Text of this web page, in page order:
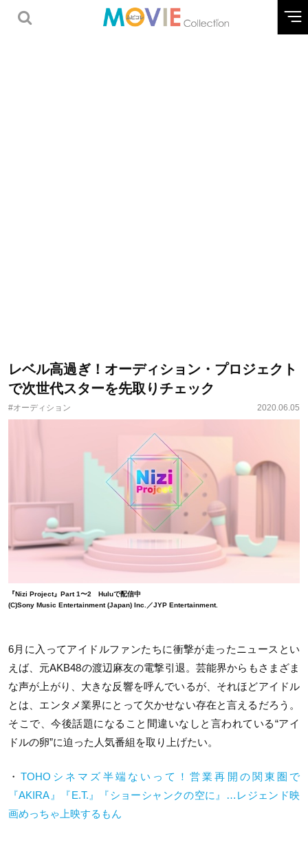
レベル高過ぎ！オーディション・プロジェクト
で次世代スターを先取りチェック
#オーディション 2020.06.05
『Nizi Project』Part 1〜2 Huluで配信中
(C)Sony Music Entertainment (Japan) Inc.／JYP Entertainment.
6月に入ってアイドルファンたちに衝撃が走ったニュースとい
えば、元AKB48の渡辺麻友の電撃引退。芸能界からもさまざま
な声が上がり、大きな反響を呼んでいるが、それほどアイドル
とは、エンタメ業界にとって欠かせない存在と言えるだろう。
そこで、今後話題になること間違いなしと言われている“アイ
ドルの卵”に迫った人気番組を取り上げたい。
・TOHOシネマズ半端ないって！営業再開の関東圏で
『AKIRA』『E.T.』『ショーシャンクの空に』…レジェンド映
画めっちゃ上映するもん